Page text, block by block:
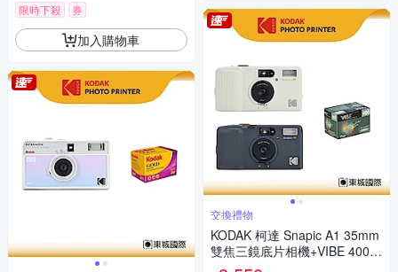
限時下殺
券
加入購物車
交換禮物
KODAK 柯達 Snapic A1 35mm
雙焦三鏡底片相機+VIBE 400底
片組